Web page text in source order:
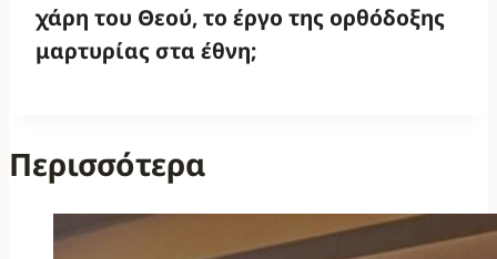
χάρη του Θεού, το έργο της ορθόδοξης
μαρτυρίας στα έθνη;
Περισσότερα